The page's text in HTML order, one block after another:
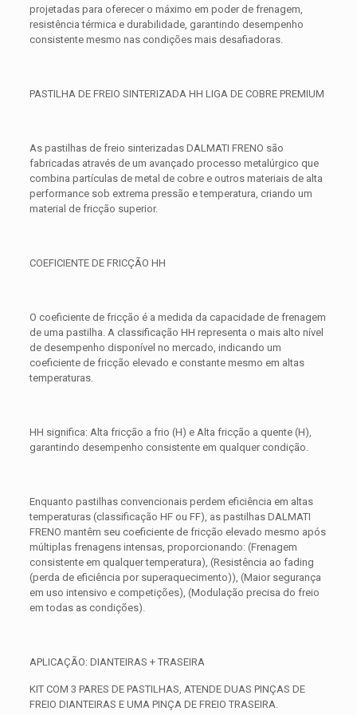
projetadas para oferecer o máximo em poder de frenagem,
resistência térmica e durabilidade, garantindo desempenho
consistente mesmo nas condições mais desafiadoras.
PASTILHA DE FREIO SINTERIZADA HH LIGA DE COBRE PREMIUM
As pastilhas de freio sinterizadas DALMATI FRENO são
fabricadas através de um avançado processo metalúrgico que
combina partículas de metal de cobre e outros materiais de alta
performance sob extrema pressão e temperatura, criando um
material de fricção superior.
COEFICIENTE DE FRICÇÃO HH
O coeficiente de fricção é a medida da capacidade de frenagem
de uma pastilha. A classificação HH representa o mais alto nível
de desempenho disponível no mercado, indicando um
coeficiente de fricção elevado e constante mesmo em altas
temperaturas.
HH significa: Alta fricção a frio (H) e Alta fricção a quente (H),
garantindo desempenho consistente em qualquer condição.
Enquanto pastilhas convencionais perdem eficiência em altas
temperaturas (classificação HF ou FF), as pastilhas DALMATI
FRENO mantêm seu coeficiente de fricção elevado mesmo após
múltiplas frenagens intensas, proporcionando: (Frenagem
consistente em qualquer temperatura), (Resistência ao fading
(perda de eficiência por superaquecimento)), (Maior segurança
em uso intensivo e competições), (Modulação precisa do freio
em todas as condições).
APLICAÇÃO: DIANTEIRAS + TRASEIRA
KIT COM 3 PARES DE PASTILHAS, ATENDE DUAS PINÇAS DE
FREIO DIANTEIRAS E UMA PINÇA DE FREIO TRASEIRA.